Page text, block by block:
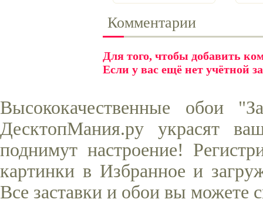
Комментарии
Для того, чтобы добавить
Если у вас ещё нет учётной
Высококачественные обои
ДесктопМания.ру украсят
поднимут настроение!
картинки в Избранное и
Все заставки и обои вы можете